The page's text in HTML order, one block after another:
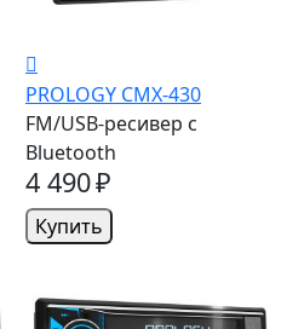
PROLOGY CMX-430
FM/USB-ресивер с
Bluetooth
4 490 ₽
Купить